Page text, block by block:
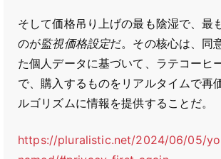
そして価格吊り上げの最も陰湿で、最
のが監視価格設定だ。その核心は、同
た個人データに基づいて、ラテコーヒ
で、購入するものをリアルタイムで再
ルゴリズムに情報を提供することだ。
https://pluralistic.net/2024/06/05/